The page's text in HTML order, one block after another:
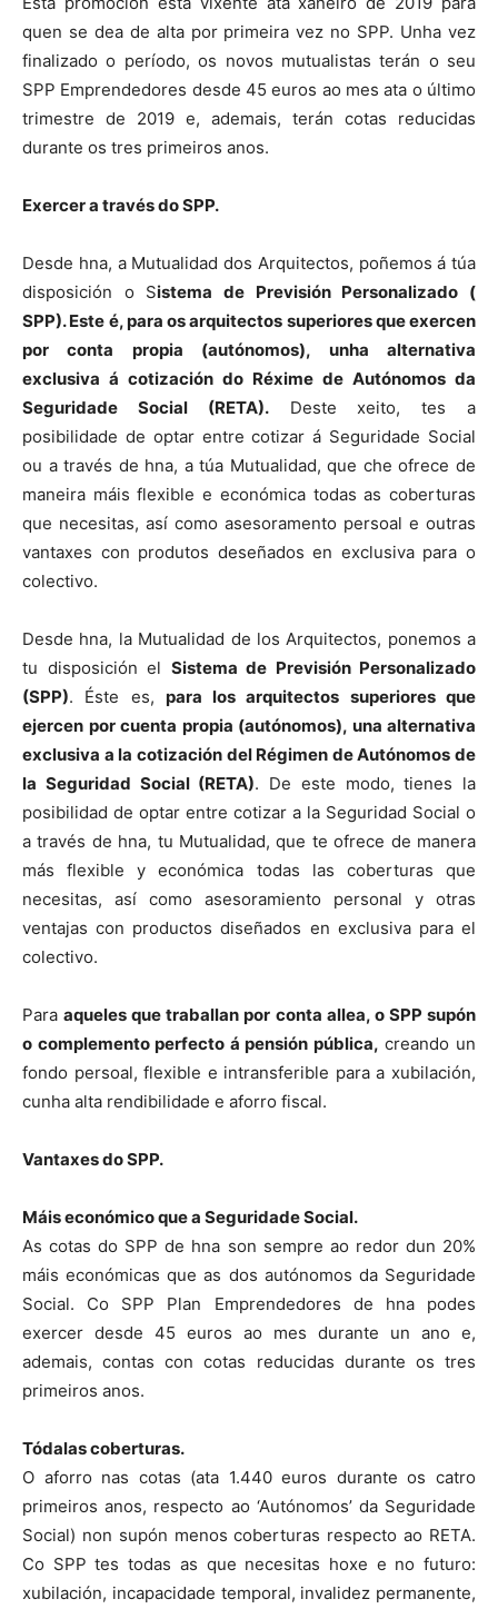
quen se dea de alta por primeira vez no SPP. Unha vez
finalizado o período, os novos mutualistas terán o seu
SPP Emprendedores desde 45 euros ao mes ata o último
trimestre de 2019 e, ademais, terán cotas reducidas
durante os tres primeiros anos.
Exercer a través do SPP.
Desde hna, a Mutualidad dos Arquitectos, poñemos á túa
disposición o Sistema de Previsión Personalizado (
SPP). Este é, para os arquitectos superiores que exercen
por conta propia (autónomos), unha alternativa
exclusiva á cotización do Réxime de Autónomos da
Seguridade Social (RETA).Deste xeito, tes a
posibilidade de optar entre cotizar á Seguridade Social
ou a través de hna, a túa Mutualidad, que che ofrece de
maneira máis flexible e económica todas as coberturas
que necesitas, así como asesoramento persoal e outras
vantaxes con produtos deseñados en exclusiva para o
colectivo.
Desde hna, la Mutualidad de los Arquitectos, ponemos a
tu disposición el Sistema de Previsión Personalizado
(SPP). Éste es, para los arquitectos superiores que
ejercen por cuenta propia (autónomos), una alternativa
exclusiva a la cotización del Régimen de Autónomos de
la Seguridad Social (RETA). De este modo, tienes la
posibilidad de optar entre cotizar a la Seguridad Social o
a través de hna, tu Mutualidad, que te ofrece de manera
más flexible y económica todas las coberturas que
necesitas, así como asesoramiento personal y otras
ventajas con productos diseñados en exclusiva para el
colectivo.
Paraaqueles que traballan por conta allea, o SPP supón
o complemento perfecto á pensión pública, creando un
fondo persoal, flexible e intransferible para a xubilación,
cunha alta rendibilidade e aforro fiscal.
Vantaxes do SPP.
Máis económico que a Seguridade Social.
As cotas do SPP de hna son sempre ao redor dun 20%
máis económicas que as dos autónomos da Seguridade
Social. Co SPP Plan Emprendedores de hna podes
exercer desde 45 euros ao mes durante un ano e,
ademais, contas con cotas reducidas durante os tres
primeiros anos.
Tódalas coberturas.
O aforro nas cotas (ata 1.440 euros durante os catro
primeiros anos, respecto ao ‘Autónomos’ da Seguridade
Social) non supón menos coberturas respecto ao RETA.
Co SPP tes todas as que necesitas hoxe e no futuro:
xubilación, incapacidade temporal, invalidez permanente,